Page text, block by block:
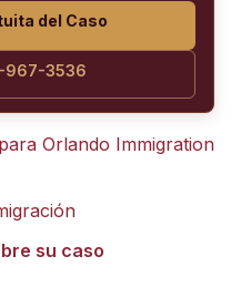
del Caso
967-3536
Orlando Immigration
su caso